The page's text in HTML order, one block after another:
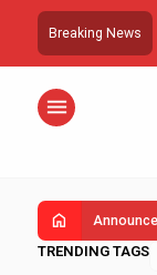
Breaking News
menu
home
TRENDING TAGS